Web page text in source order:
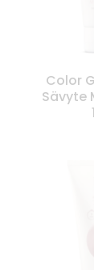
Color
Sävyte